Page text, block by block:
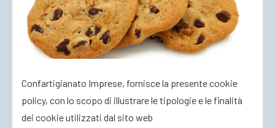
Il Sistema
Cosa Facciamo
Associarsi
Confartigianato Imprese, fornisce la presente cookie
policy, con lo scopo di illustrare le tipologie e le finalità
dei cookie utilizzati dal sito web